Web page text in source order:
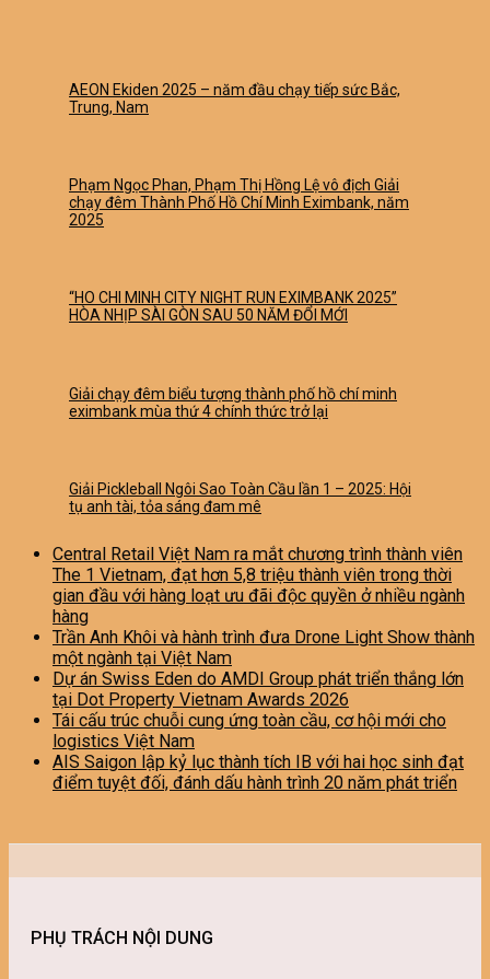
AEON Ekiden 2025 – năm đầu chạy tiếp sức Bắc,
Trung, Nam
Phạm Ngọc Phan, Phạm Thị Hồng Lệ vô địch Giải
chạy đêm Thành Phố Hồ Chí Minh Eximbank, năm
2025
“HO CHI MINH CITY NIGHT RUN EXIMBANK 2025”
HÒA NHỊP SÀI GÒN SAU 50 NĂM ĐỔI MỚI
Giải chạy đêm biểu tượng thành phố hồ chí minh
eximbank mùa thứ 4 chính thức trở lại
Giải Pickleball Ngôi Sao Toàn Cầu lần 1 – 2025: Hội
tụ anh tài, tỏa sáng đam mê
Central Retail Việt Nam ra mắt chương trình thành viên
The 1 Vietnam, đạt hơn 5,8 triệu thành viên trong thời
gian đầu với hàng loạt ưu đãi độc quyền ở nhiều ngành
hàng
Trần Anh Khôi và hành trình đưa Drone Light Show thành
một ngành tại Việt Nam
Dự án Swiss Eden do AMDI Group phát triển thắng lớn
tại Dot Property Vietnam Awards 2026
Tái cấu trúc chuỗi cung ứng toàn cầu, cơ hội mới cho
logistics Việt Nam
AIS Saigon lập kỷ lục thành tích IB với hai học sinh đạt
điểm tuyệt đối, đánh dấu hành trình 20 năm phát triển
PHỤ TRÁCH NỘI DUNG